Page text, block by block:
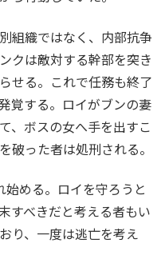
組織ではなく、内部抗争
クは敵対する幹部を突き
せる。これで任務も終了
覚する。ロイがブンの妻
、ボスの女へ手を出すこ
破った者は処刑される。
める。ロイを守ろうと
すべきだと考える者もい
り、一度は逃亡を考え